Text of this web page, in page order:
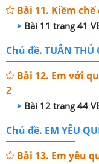
Bài 11. Kiềm
Bài 11 trang 41
Chủ đề. TUÂN THỦ
Bài 12. Em với
2
Bài 12 trang 44
Chủ đề. EM YÊU
Bài 13. Em yêu